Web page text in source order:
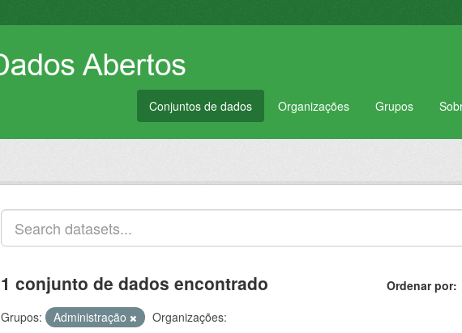
Conjuntos de dados Organizações Grupos
Ordenar por
1 conjunto de dados encontrado
Grupos: Administração
Organizações: